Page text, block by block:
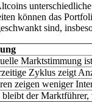
können das
sind,
Marktstimmung
Zyklus zeigt
zeigen weniger
der Marktführer,